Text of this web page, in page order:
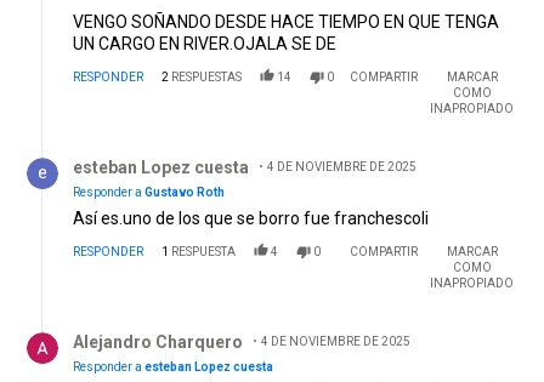
VENGO SOÑANDO DESDE HACE TIEMPO EN QUE TENGA
UN CARGO EN RIVER.OJALA SE DE
RESPONDER 2 RESPUESTAS 14 0 COMPARTIR
MARCAR
COMO
INAPROPIADO
esteban Lopez cuesta
4 DE NOVIEMBRE DE 2025
Responder a Gustavo Roth
Así es.uno de los que se borro fue franchescoli
RESPONDER 1 RESPUESTA 4 0 COMPARTIR
MARCAR
COMO
INAPROPIADO
Alejandro Charquero
4 DE NOVIEMBRE DE 2025
Responder a esteban Lopez cuesta